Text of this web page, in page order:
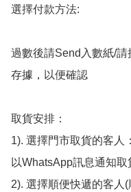
選擇付款方法:
過數後請Send入數紙/
存據，以便確認
取貨安排：
1). 選擇門市取貨的客人
以WhatsApp訊息通知取
2). 選擇順便快遞的客人